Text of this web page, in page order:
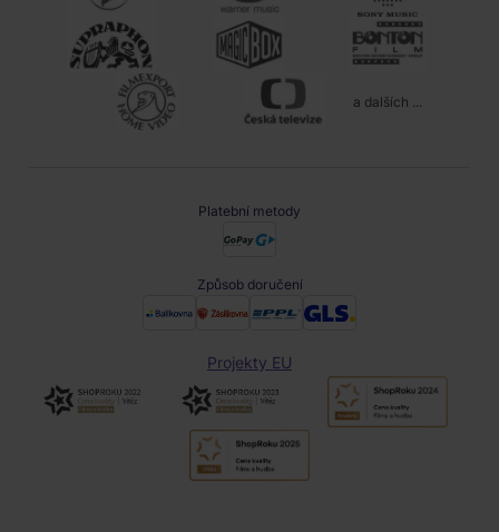
a dalších ...
Platební metody
Způsob doručení
Projekty EU